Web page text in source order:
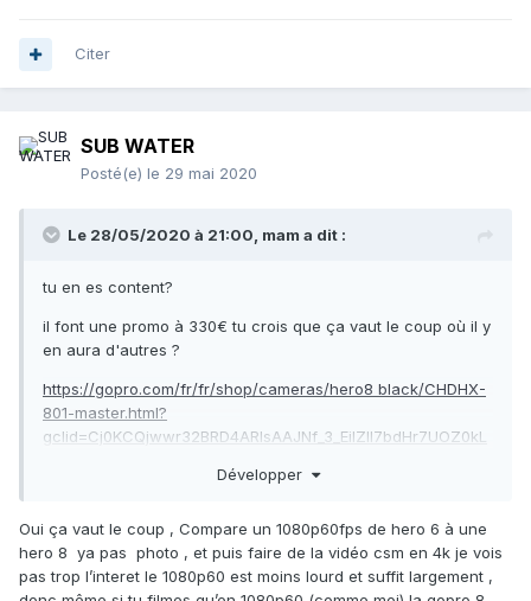
Citer
SUB WATER
Posté(e) le 29 mai 2020
Le 28/05/2020 à 21:00, mam a dit :
tu en es content?
il font une promo à 330€ tu crois que ça vaut le coup où il y
en aura d'autres ?
https://gopro.com/fr/fr/shop/cameras/hero8 black/CHDHX-
801-master.html?
gclid=Cj0KCQjwwr32BRD4ARIsAAJNf_3_EiIZlI7bdHr7UOZ0kL
B&gclsrc=aw.ds#hero8black
je me demande si ça vaut la pein de mettre des sous pour
une caméra en 4k alors que mon écran de pc est en
Développer
Oui ça vaut le coup , Compare un 1080p60fps de hero 6 à une
hero 8 ya pas photo , et puis faire de la vidéo csm en 4k je vois
pas trop l’interet le 1080p60 est moins lourd et suffit largement ,